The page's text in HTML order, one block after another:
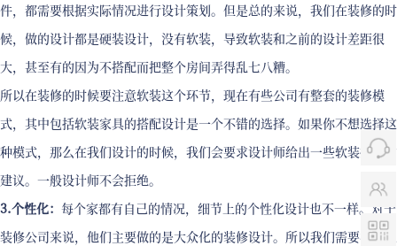
件，都需要根据实际情况进行设计策划。但是总的来说，我们在装修的时
候，做的设计都是硬装设计，没有软装，导致软装和之前的设计差距很
大，甚至有的因为不搭配而把整个房间弄得乱七八糟。
所以在装修的时候要注意软装这个环节，现在有些公司有整套的装修模
式，其中包括软装家具的搭配设计是一个不错的选择。如果你不想选择这
种模式，那么在我们设计的时候，我们会要求设计师给出一些软装搭配的
建议。一般设计师不会拒绝。
3.个性化： 每个家都有自己的情况，细节上的个性化设计也不一样。对于
装修公司来说，他们主要做的是大众化的装修设计。所以我们需要在沟通